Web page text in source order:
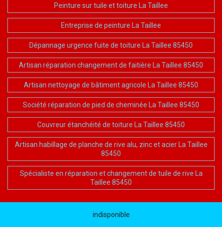
Peinture sur tuile et toiture La Taillee
Entreprise de peinture La Taillee
Dépannage urgence fuite de toiture La Taillee 85450
Artisan réparation changement de faitière La Taillee 85450
Artisan nettoyage de bâtiment agricole La Taillee 85450
Société réparation de pied de cheminée La Taillee 85450
Couvreur étanchéité de toiture La Taillee 85450
Artisan habillage de planche de rive alu, zinc et acier La Taillee
85450
Spécialiste en réparation et changement de tuile de rive La
Taillee 85450
indisponible